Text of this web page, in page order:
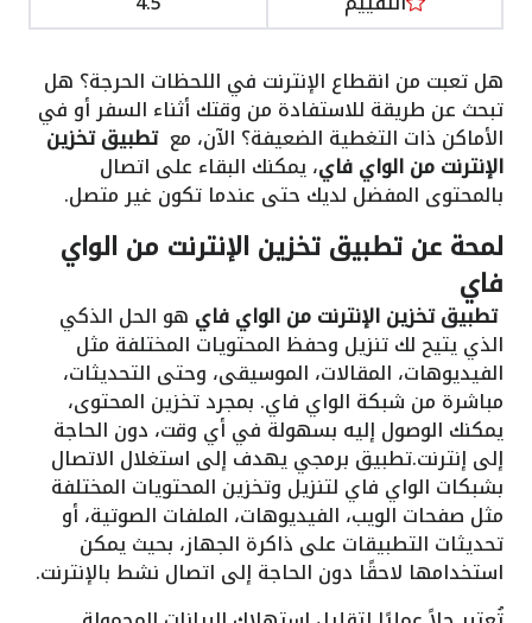
هل تعبت من انقطاع الإنترنت في اللحظات الحرجة؟ هل
تبحث عن طريقة للاستفادة من وقتك أثناء السفر أو في
الأماكن ذات التغطية الضعيفة؟ الآن، مع تطبيق تخزين
الإنترنت من الواي فاي، يمكنك البقاء على اتصال
بالمحتوى المفضل لديك حتى عندما تكون غير متصل.
لمحة عن تطبيق تخزين الإنترنت من الواي
فاي
تطبيق تخزين الإنترنت من الواي فاي هو الحل الذكي
الذي يتيح لك تنزيل وحفظ المحتويات المختلفة مثل
الفيديوهات، المقالات، الموسيقى، وحتى التحديثات،
مباشرة من شبكة الواي فاي. بمجرد تخزين المحتوى،
يمكنك الوصول إليه بسهولة في أي وقت، دون الحاجة
إلى إنترنت.تطبيق برمجي يهدف إلى استغلال الاتصال
بشبكات الواي فاي لتنزيل وتخزين المحتويات المختلفة
مثل صفحات الويب، الفيديوهات، الملفات الصوتية، أو
تحديثات التطبيقات على ذاكرة الجهاز، بحيث يمكن
استخدامها لاحقًا دون الحاجة إلى اتصال نشط بالإنترنت.